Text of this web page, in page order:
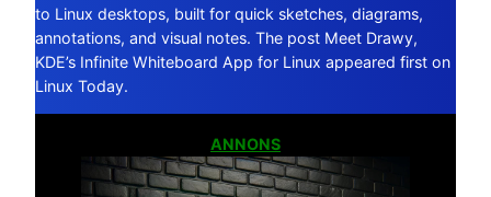
to Linux desktops, built for quick sketches, diagrams,
annotations, and visual notes. The post Meet Drawy,
KDE’s Infinite Whiteboard App for Linux appeared first on
Linux Today.
ANNONS